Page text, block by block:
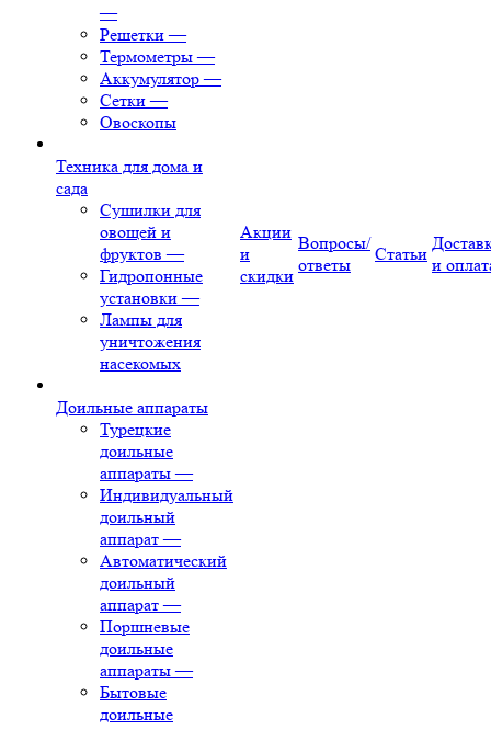
—
Решетки —
Термометры —
Аккумулятор —
Сетки —
Овоскопы
Техника для дома и
сада
Сушилки для
овощей и
фруктов —
Гидропонные
установки —
Лампы для
уничтожения
насекомых
Доильные аппараты
Турецкие
доильные
аппараты —
Индивидуальный
доильный
аппарат —
Автоматический
доильный
аппарат —
Поршневые
доильные
аппараты —
Бытовые
доильные
Акции
и
скидки
Вопросы/
ответы
Статьи
и